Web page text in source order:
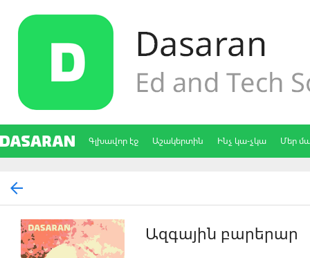
Գլխավոր էջ Աշակերտին Ինչ կա-չկա Մեր
Ազգային բարերար